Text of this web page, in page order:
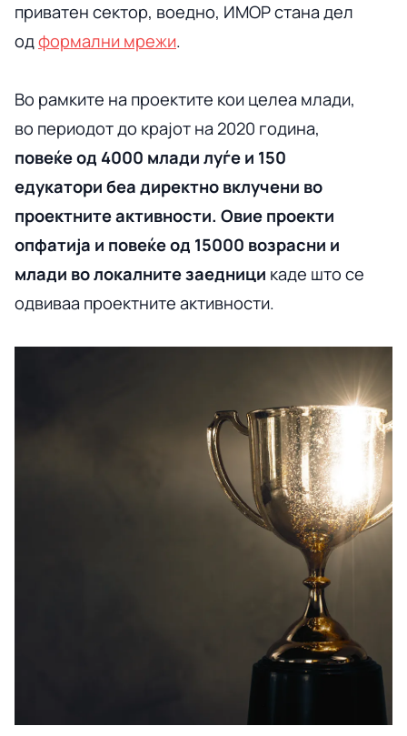
приватен сектор, воедно, ИМОР стана дел
одформални мрежи.
Во рамките на проектите кои целеа млади,
во периодот до крајот на 2020 година,
повеќе од 4000 млади луѓе и 150
едукатори беа директно вклучени во
проектните активности. Овие проекти
опфатија и повеќе од 15000 возрасни и
млади во локалните заедници каде што се
одвиваа проектните активности.